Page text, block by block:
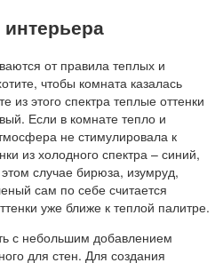
от правила теплых и
чтобы комната казалась
из этого спектра теплые оттенки
Если в комнате тепло и
не стимулировала к
из холодного спектра – синий,
случае бирюза, изумруд,
сам по себе считается
уже ближе к теплой палитре.
с небольшим добавлением
для стен. Для создания